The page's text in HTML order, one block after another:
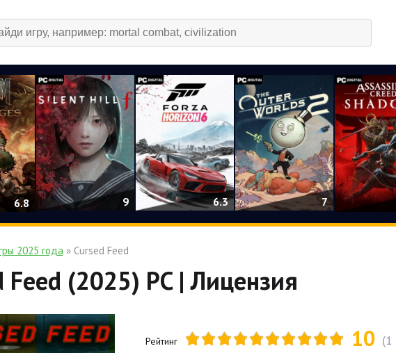
6.8 9 6.3 7
2025 года» Cursed Feed
Feed (2025) PC | Лицензия
Рейтинг 10 (1